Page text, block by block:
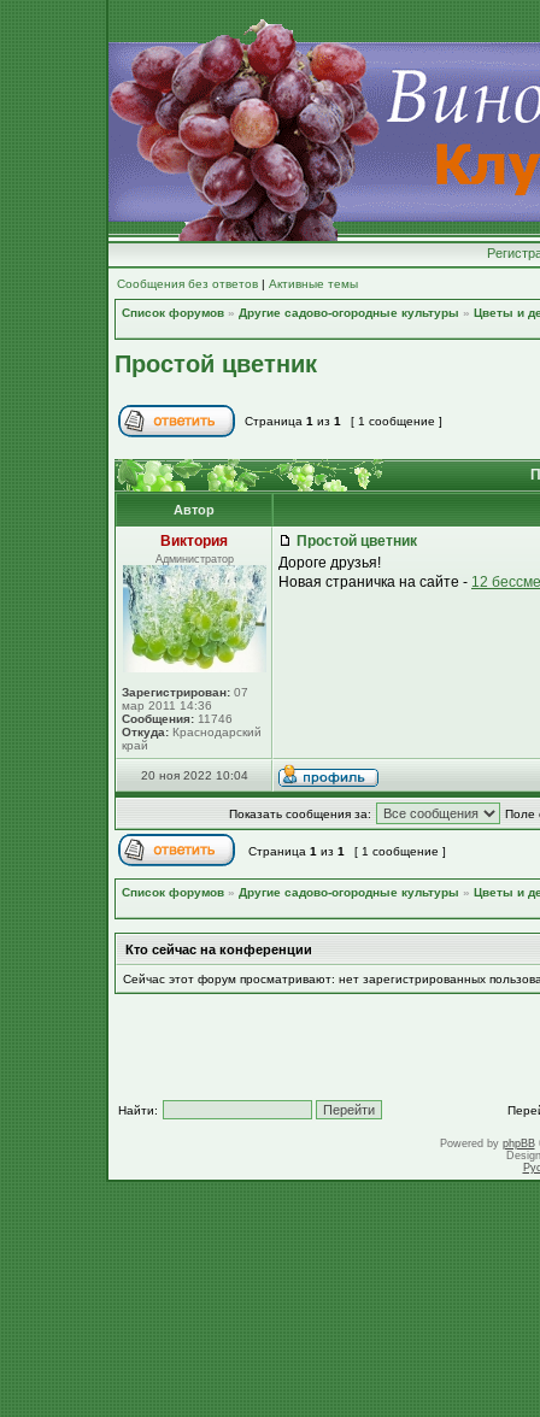
Сообщения без ответов | Активные темы
Список форумов » Другие садово-огородные культуры » Цветы и
Простой цветник
Страница 1 из 1 [ 1 сообщение ]
Автор
Виктория
Администратор
Зарегистрирован: 07
мар 2011 14:36
Сообщения: 11746
Откуда: Краснодарский
край
Простой цветник
Дороге друзья!
Новая страничка на сайте - 12
20 ноя 2022 10:04
Показать сообщения за: Поле
Страница 1 из 1 [ 1 сообщение ]
Список форумов » Другие садово-огородные культуры » Цветы и
Кто сейчас на конференции
Сейчас этот форум просматривают: нет зарегистрированных
Найти:
Powered by phpBB